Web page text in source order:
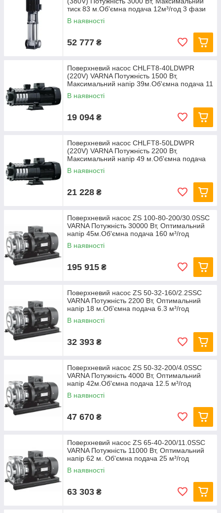
тиск 83 м.Об'ємна подача 12м³/год 3 фази
В наявності
52 777 ₴
Поверхневий насос CHLFT8-40LDWPR
(220V) VARNA Потужність 1500 Вт,
Максимальний напір 39м.Об'ємна подача 11
м³/год 1 фаза
В наявності
19 094 ₴
Поверхневий насос CHLFT8-50LDWPR
(220V) VARNA Потужність 2200 Вт,
Максимальний напір 49 м.Об'ємна подача
11 м³/год 1 фаза
В наявності
21 228 ₴
Поверхневий насос ZS 100-80-200/30.0SSC
VARNA Потужність 30000 Вт, Оптимальний
напір 45м.Об'ємна подача 160 м³/год
В наявності
195 915 ₴
Поверхневий насос ZS 50-32-160/2.2SSC
VARNA Потужність 2200 Вт, Оптимальний
напір 18 м.Об'ємна подача 6.3 м³/год
В наявності
32 393 ₴
Поверхневий насос ZS 50-32-200/4.0SSC
VARNA Потужність 4000 Вт, Оптимальний
напір 42м.Об'ємна подача 12.5 м³/год
В наявності
47 670 ₴
Поверхневий насос ZS 65-40-200/11.0SSC
VARNA Потужність 11000 Вт, Оптимальний
напір 62 м. Об'ємна подача 25 м³/год
В наявності
63 303 ₴